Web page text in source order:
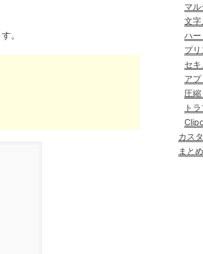
。
マ
文字
ハー
プ
セキ
アプ
圧
ト
カス
まとめ